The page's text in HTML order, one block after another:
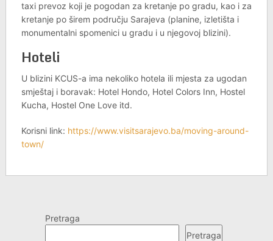
taxi prevoz koji je pogodan za kretanje po gradu, kao i za
kretanje po širem području Sarajeva (planine, izletišta i
monumentalni spomenici u gradu i u njegovoj blizini).
Hoteli
U blizini KCUS-a ima nekoliko hotela ili mjesta za ugodan
smještaj i boravak: Hotel Hondo, Hotel Colors Inn, Hostel
Kucha, Hostel One Love itd.
Korisni link: https://www.visitsarajevo.ba/moving-around-
town/
Pretraga
Pretraga